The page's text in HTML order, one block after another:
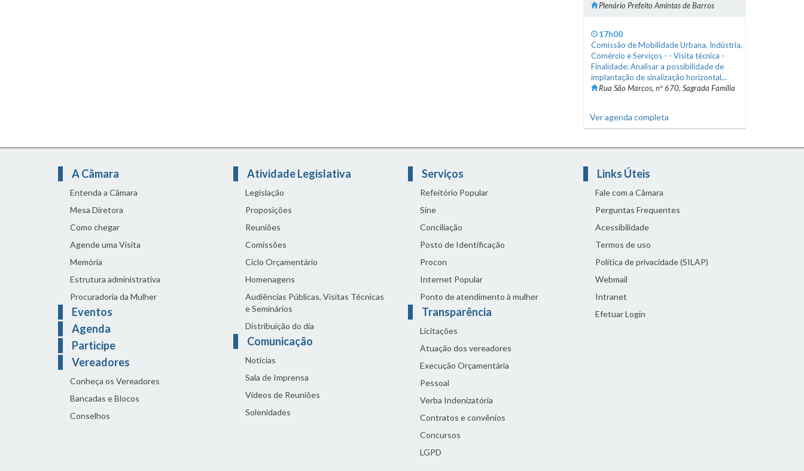
Plenário Prefeito Amintas de Barros
17h00
Comissão de Mobilidade Urbana, Indústria,
Comércio e Serviços - - Visita técnica -
Finalidade: Analisar a possibilidade de
implantação de sinalização horizontal...
Rua São Marcos, nº 670, Sagrada Família
Ver agenda completa
A Câmara
Entenda a Câmara
Mesa Diretora
Como chegar
Agende uma Visita
Memória
Estrutura administrativa
Procuradoria da Mulher
Eventos
Agenda
Participe
Vereadores
Conheça os Vereadores
Bancadas e Blocos
Conselhos
Atividade Legislativa
Legislação
Proposições
Reuniões
Comissões
Ciclo Orçamentário
Homenagens
Audiências Públicas, Visitas Técnicas
e Seminários
Distribuição do dia
Comunicação
Notícias
Sala de Imprensa
Vídeos de Reuniões
Solenidades
Serviços
Refeitório Popular
Sine
Conciliação
Posto de Identificação
Procon
Internet Popular
Ponto de atendimento à mulher
Transparência
Licitações
Atuação dos vereadores
Execução Orçamentária
Pessoal
Verba Indenizatória
Contratos e convênios
Concursos
LGPD
Links Úteis
Fale com a Câmara
Perguntas Frequentes
Acessibilidade
Termos de uso
Política de privacidade (SILAP)
Webmail
Intranet
Efetuar Login